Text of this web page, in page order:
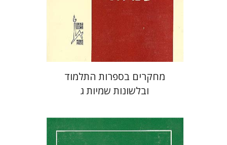
$32
מחקרים בספרות התלמוד
ובלשונות שמיות ג